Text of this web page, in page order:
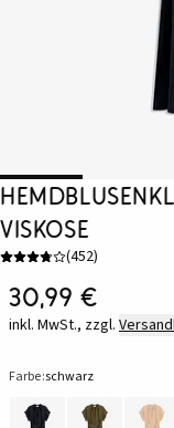
Viskose
(452)
30,99 €
inkl. MwSt., zzgl.
Farbe:schwarz